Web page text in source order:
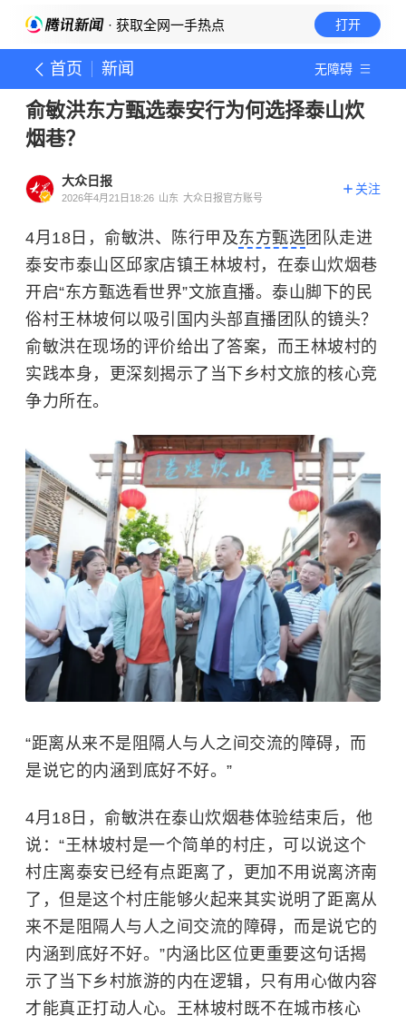
· 获取全网一手热点 打开
首页 新闻 无障碍
俞敏洪东方甄选泰安行为何选择泰山炊
烟巷？
大众日报
2026年4月21日18:26 山东 大众日报官方账号
关注
4月18日，俞敏洪、陈行甲及东方甄选团队走进
泰安市泰山区邱家店镇王林坡村，在泰山炊烟巷
开启“东方甄选看世界”文旅直播。泰山脚下的民
俗村王林坡何以吸引国内头部直播团队的镜头？
俞敏洪在现场的评价给出了答案，而王林坡村的
实践本身，更深刻揭示了当下乡村文旅的核心竞
争力所在。
“距离从来不是阻隔人与人之间交流的障碍，而
是说它的内涵到底好不好。”
4月18日， 俞敏洪在泰山炊烟巷体验结束后，他
说：“王林坡村是一个简单的村庄，可以说这个
村庄离泰安已经有点距离了，更加不用说离济南
了，但是这个村庄能够火起来其实说明了距离从
来不是阻隔人与人之间交流的障碍，而是说它的
内涵到底好不好。”内涵比区位更重要这句话揭
示了当下乡村旅游的内在逻辑，只有用心做内容
才能真正打动人心。王林坡村既不在城市核心